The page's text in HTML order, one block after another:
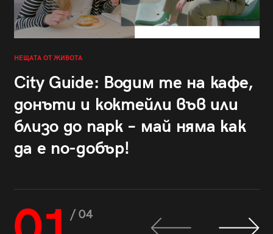
НЕЩАТА ОТ ЖИВОТА
City Guide: Водим те на кафе,
донъти и коктейли във или
близо до парк – май няма как
да е по-добър!
/ 04